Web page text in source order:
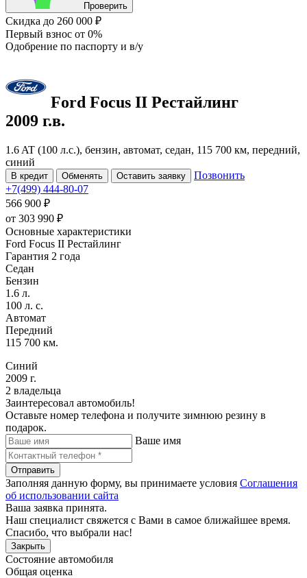
Проверить
Скидка до 260 000 ₽
Первый взнос от 0%
Одобрение по паспорту и в/у
Ford Focus II Рестайлинг
2009 г.в.
1.6 AT (100 л.с.), бензин, автомат, седан, 115 700 км, передний,
синий
В кредит Обменять Оставить заявку
Позвонить
+7(499) 444-80-07
566 900 ₽
от 303 990 ₽
Основные характеристики
Ford Focus II Рестайлинг
Гарантия 2 года
Седан
Бензин
1.6 л.
100 л. с.
Автомат
Передний
115 700 км.
Синий
2009 г.
2 владельца
Заинтересовал автомобиль!
Оставьте номер телефона и получите зимнюю резину в
подарок.
Ваше имя
Отправить
Заполняя данную форму, вы принимаете условия Соглашения
об использовании сайта
Ваша заявка принята.
Наш специалист свяжется с Вами в самое ближайшее время.
Спасибо, что выбрали нас!
Закрыть
Состояние автомобиля
Общая оценка